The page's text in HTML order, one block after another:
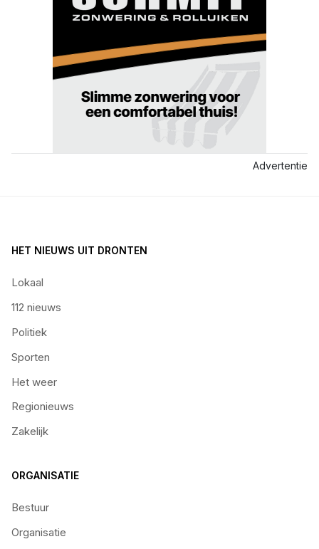
Advertentie
HET NIEUWS UIT DRONTEN
Lokaal
112 nieuws
Politiek
Sporten
Het weer
Regionieuws
Zakelijk
ORGANISATIE
Bestuur
Organisatie